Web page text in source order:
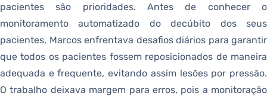
pacientes são prioridades. Antes de conhecer o
monitoramento automatizado do decúbito dos seus
pacientes, Marcos enfrentava desafios diários para garantir
que todos os pacientes fossem reposicionados de maneira
adequada e frequente, evitando assim lesões por pressão.
O trabalho deixava margem para erros, pois a monitoração